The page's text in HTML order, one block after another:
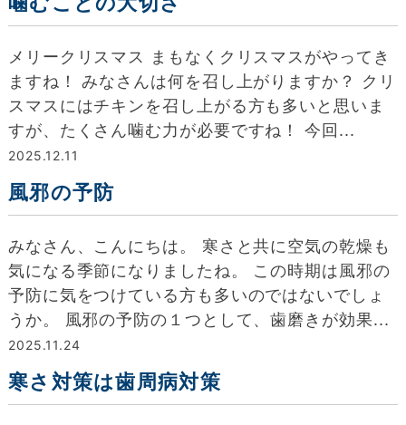
メリークリスマス︎ まもなくクリスマスがやってき
ますね！ みなさんは何を召し上がりますか？ クリ
スマスにはチキンを召し上がる方も多いと思いま
すが、たくさん噛む力が必要ですね！ 今回...
2025.12.11
風邪の予防
みなさん、こんにちは。 寒さと共に空気の乾燥も
気になる季節になりましたね。 この時期は風邪の
予防に気をつけている方も多いのではないでしょ
うか。 風邪の予防の１つとして、歯磨きが効果...
2025.11.24
寒さ対策は歯周病対策